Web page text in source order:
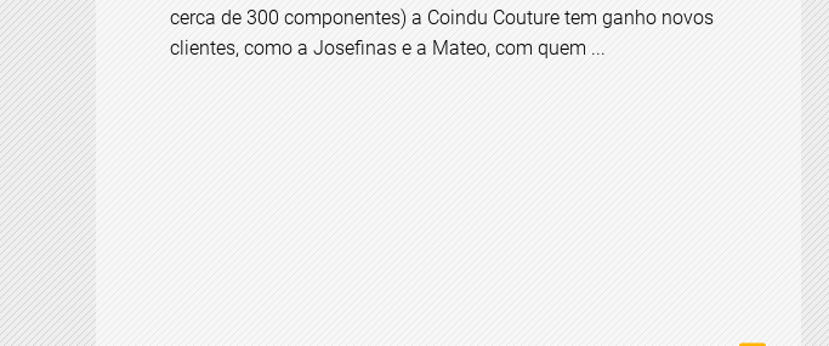
cerca de 300 componentes) a Coindu Couture tem ganho novos
clientes, como a Josefinas e a Mateo, com quem ...